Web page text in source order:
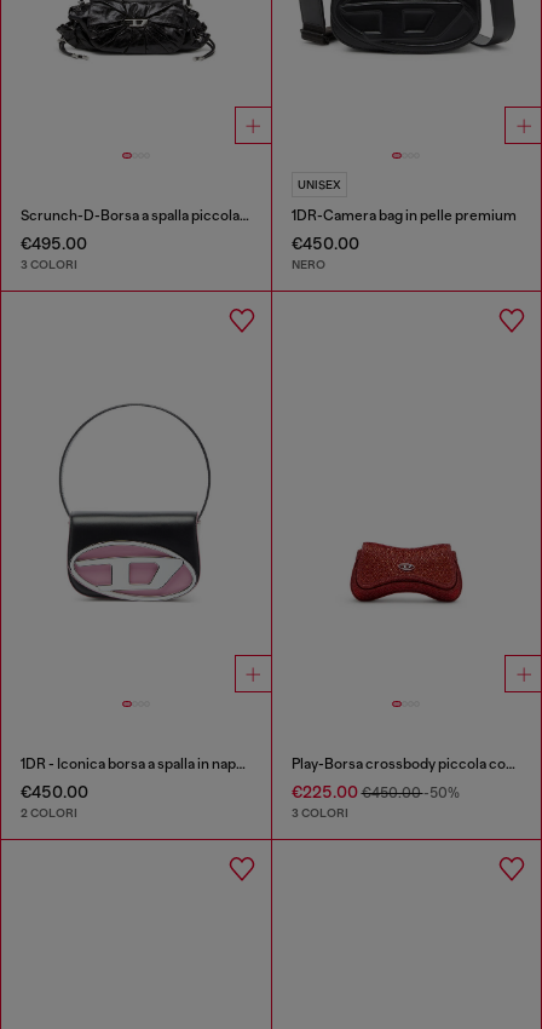
Scrunch-D-Borsa a spalla piccola arricciata in pelle lucida
€495.00
3 COLORI
UNISEX
1DR-Camera bag in pelle premium
€450.00
NERO
1DR - Iconica borsa a spalla in nappa
€450.00
2 COLORI
Play-Borsa crossbody piccola con strass
€225.00€450.00-50%
3 COLORI